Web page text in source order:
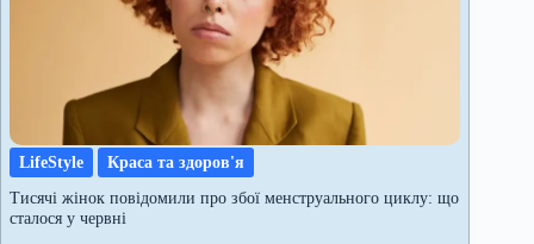
LifeStyle
Краса та здоров'я
Тисячі жінок повідомили про збої менструального циклу: що
сталося у червні